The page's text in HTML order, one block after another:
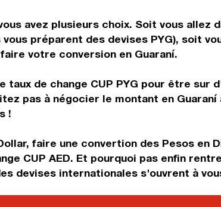
avez plusieurs choix. Soit vous
préparent des devises PYG), soit
votre conversion en Guaraní.
de change CUP PYG pour être sur
pas à négocier le montant en
!
faire une convertion des Pesos en
CUP AED. Et pourquoi pas enfin
devises internationales s'ouvrent à